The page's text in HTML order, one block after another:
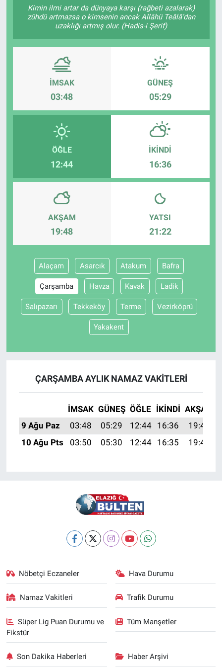
Kimin ilmi artar da dünyaya karşı (rağbeti azalarak)
zühdü artmazsa o kimsenin ancak Allâhü Teâlâ’dan
uzaklığı artmış olur. (Hadis-i Şerif)
İMSAK
03:48
GÜNEŞ
05:29
ÖĞLE
12:44
İKINDI
16:36
AKŞAM
19:48
YATSI
21:22
Alaçam Asarcık Atakum Bafra
Çarşamba Havza Kavak Ladik
Salıpazarı Tekkeköy Terme Vezirköprü
Yakakent
ÇARŞAMBA AYLIK NAMAZ VAKITLERI
İMSAK GÜNEŞ ÖĞLE İKINDI AKŞAM
9 Ağu Paz
03:48 05:29 12:44 16:36 19:48
10 Ağu Pts
03:50 05:30 12:44 16:35 19:47
Nöbetçi Eczaneler Hava Durumu
Namaz Vakitleri Trafik Durumu
Süper Lig Puan Durumu ve
Fikstür
Tüm Manşetler
Son Dakika Haberleri Haber Arşivi
Sağlıklı Yaşam
Yaşam